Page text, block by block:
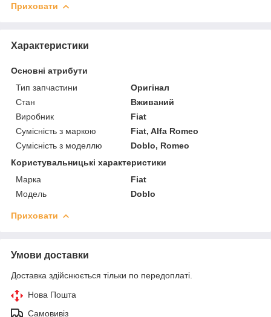
Приховати
Характеристики
Основні атрибути
Тип запчастини
Оригінал
Стан
Вживаний
Виробник
Fiat
Сумісність з маркою
Fiat, Alfa Romeo
Сумісність з моделлю
Doblo, Romeo
Користувальницькі характеристики
Марка
Fiat
Модель
Doblo
Приховати
Умови доставки
Доставка здійснюється тільки по передоплаті.
Нова Пошта
Самовивіз